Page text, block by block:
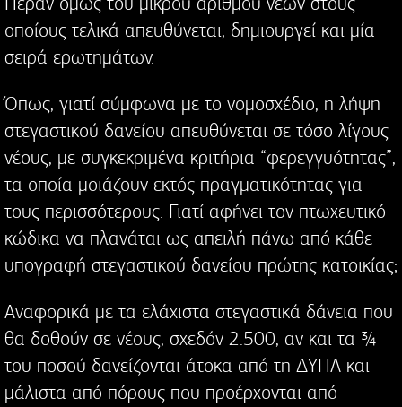
οποίους τελικά απευθύνεται, δημιουργεί και μία
σειρά ερωτημάτων.
Όπως, γιατί σύμφωνα με το νομοσχέδιο, η λήψη
στεγαστικού δανείου απευθύνεται σε τόσο λίγους
νέους, με συγκεκριμένα κριτήρια “φερεγγυότητας”,
τα οποία μοιάζουν εκτός πραγματικότητας για
τους περισσότερους. Γιατί αφήνει τον πτωχευτικό
κώδικα να πλανάται ως απειλή πάνω από κάθε
υπογραφή στεγαστικού δανείου πρώτης κατοικίας;
Αναφορικά με τα ελάχιστα στεγαστικά δάνεια που
θα δοθούν σε νέους, σχεδόν 2.500, αν και τα ¾
του ποσού δανείζονται άτοκα από τη ΔΥΠΑ και
μάλιστα από πόρους που προέρχονται από